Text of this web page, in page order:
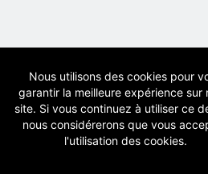
Nous utilisons des cookies pour
garantir la meilleure expérience sur
site. Si vous continuez à utiliser ce
nous considérerons que vous
l'utilisation des cookies.